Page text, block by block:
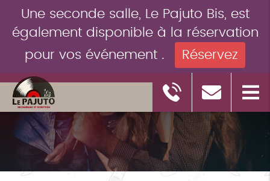
Une seconde salle, Le Pajuto Bis, est
également disponible à la réservation
pour vos événement .
Réservez